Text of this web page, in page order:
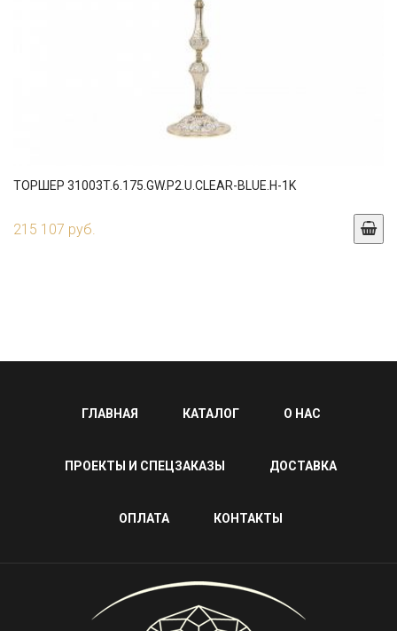
ТОРШЕР 31003T.6.175.GW.P2.U.CLEAR-BLUE.H-1K
215 107 руб.
ГЛАВНАЯ КАТАЛОГ О НАС
ПРОЕКТЫ И СПЕЦЗАКАЗЫ ДОСТАВКА
ОПЛАТА КОНТАКТЫ